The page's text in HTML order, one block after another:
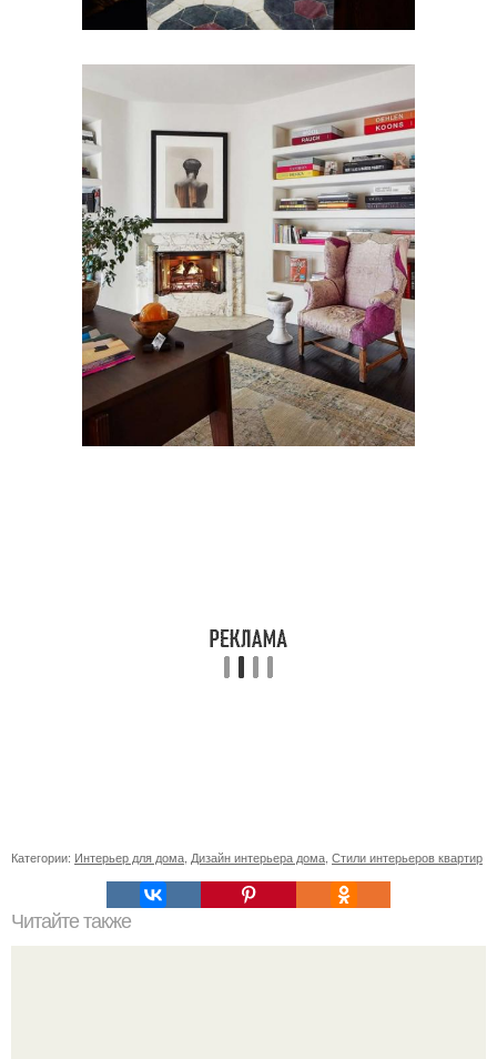
Категории: Интерьер для дома, Дизайн интерьера дома, Стили интерьеров квартир
Читайте также